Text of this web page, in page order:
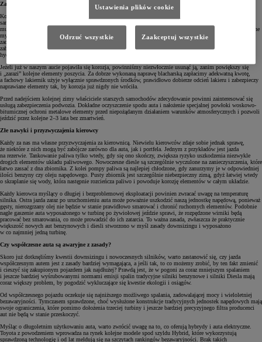
Zabezpieczenie nadwozia auta
Korozja to zmora dla starszych aut. Nie oszczędza ona nawet najlepiej zabezpieczonych, nowoczesnych
samochodów. Użytkując auto w kraju, w którym występują cztery pory roku, a zimą drogi są obficie solone,
musimy liczyć się z ewentualnością pojawienia się rdzy. W tej kwestii lepiej zapobiegać, niż leczyć. Regularne
mycie nadwozia (ale także podwozia!) naszego samochodu, usuwanie soli, ptasich odchodów i błota pozwoli
zachować lakier w lepszej kondycji na lata. Obecnie na rynku dostępnych jest coraz więcej preparatów
zabezpieczających zewnętrzną powłokę warstwami ceramicznymi. Mamy do dyspozycji woski oraz preparaty
hydrofobowe, które odpychają zanieczyszczenia i ułatwiają mycie.
Jeżeli już w naszym aucie pojawiła się korozja, powinniśmy niezwłocznie usunąć ją, zanim powiększy się
i „zarazi” kolejne elementy poszycia. Za dobrze wykonaną naprawę blacharską zapłacimy adekwatną kwotę,
a fachowy lakiernik użyje wyłącznie sprawdzonych środków, prawidłowo dobierze odcień lakieru i zabezpieczy
naprawiane elementy tak, by korozja już nigdy nie wróciła.
Przed nadejściem kolejnej zimy właściciele starszych samochodów zdecydowanie powinni zainteresować się
usługą zabezpieczenia podwozia. Dokładne oczyszczenie spodu auta i nałożenie specjalnej powłoki woskowo-
bitumicznej ochroni metalowe elementy przed niepożądanym działaniem warunków atmosferycznych i pozwoli
jeździć przez kolejne 2–3 lata bez zmartwień.
Złe nawyki i przyzwyczajenia kierowcy
Każdy za nas ma własne przyzwyczajenia za kierownicą. Niewielu kierowców zdaje sobie jednak sprawę,
że niektóre z nich mogą być zabójcze zarówno dla auta, jak i portfela. Jednym z przykładów jest jazda
na rezerwie. Tankowanie paliwa tylko wtedy, gdy się ono skończy, zwiększa ryzyko uszkodzenia niezwykle
drogich elementów układu paliwowego. Nowoczesne diesle są szczególnie wyczulone na zanieczyszczenia, które
łatwo zassać z dna zbiornika. Z kolei pompy paliwa są najlepiej chłodzone, gdy zanurzymy je w odpowiedniej
ilości benzyny czy oleju napędowego. Pusty zbiornik jest szczególnie niebezpieczny zimą, gdyż łatwiej wtedy
o skraplanie się wody, która następnie rozcieńcza paliwo i powoduje korozję elementów w całym układzie.
Każdy kierowca myślący o długiej i bezproblemowej eksploatacji powinien zwracać uwagę na temperaturę
silnika. Ostra jazda zaraz po uruchomieniu auta może poważnie uszkodzić naszą jednostkę napędową, ponieważ
gęsty, nierozgrzany olej nie będzie w stanie prawidłowo smarować i chronić ruchomych elementów. Podobnie
nagłe gaszenie auta wyposażonego w turbinę po żywiołowej jeździe sprawi, że rozpędzone wirniki będą
pracować bez smarowania, co może prowadzić do ich zatarcia. To ważna zasada, zwłaszcza że praktycznie
większość nowych aut benzynowych i diesli stworzono w myśl zasady downsizingu i wyposażono
w co najmniej jedną turbinę.
Czy współczesne auta są awaryjne z zasady?
Skoro już dotknęliśmy kwestii downsizingu i nowoczesnych silników, warto zastanowić się, czy jazda
współczesnym autem jest z zasady bardziej wymagająca, a jeśli tak, to co możemy zrobić, by ten fakt zmienić
i cieszyć się zakupionym pojazdem jak najdłużej? Prawdą jest, że w pogoni za coraz mniejszym spalaniem
i jeszcze bardziej wyśrubowanymi normami emisji spalin tradycyjne silniki benzynowe i silniki Diesla mają
coraz większy problem, by pogodzić wykluczające się kwestie ekologii i osiągów.
Od współczesnego pojazdu oczekuje się najniższego możliwego spalania, zadowalającej mocy i wieloletniej
bezawaryjności. Tymczasem sprawdzone, choć wysłużone konstrukcje tradycyjnych jednostek napędowych mają
swoje ograniczenia, które pomimo dołożenia trzeciej turbiny i jeszcze bardziej precyzyjnego filtra producenci
aut nie będą w stanie przeskoczyć.
Myśląc o długoletnim użytkowaniu auta, warto zwrócić uwagę na to, co oferują hybrydy i auta elektryczne.
Toyota z powodzeniem wprowadza na rynek kolejne modele spod szyldu Hybrid, które wykorzystują
sprawdzoną technologię i od lat meldują się na szczytach rankingów bezawaryjności. Brak takich
Ustawienia plików cookie
Odrzuć wszystkie Zaakceptuj wszystkie